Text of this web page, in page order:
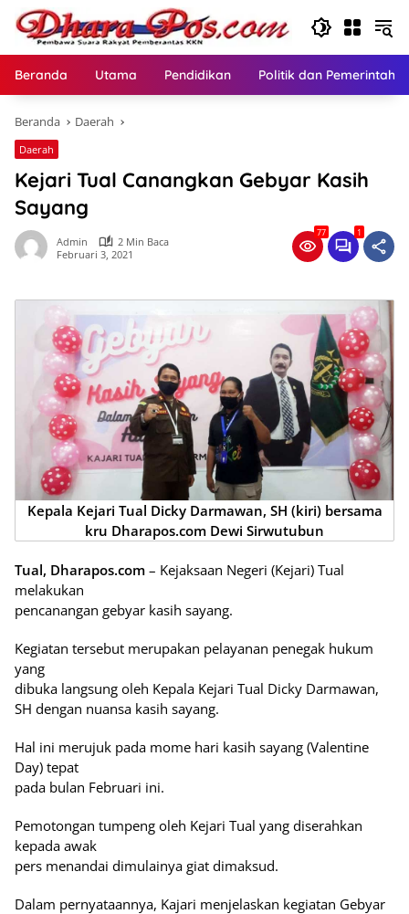
Langsung
konten
Beranda Utama Pendidikan Politik dan
Beranda Daerah
Daerah
Kejari Tual Canangkan Gebyar Kasih
Sayang
Admin
2 Min Baca
Februari 3, 2021
77 1
Kepala Kejari Tual Dicky Darmawan, SH (kiri) bersama
kru Dharapos.com Dewi Sirwutubun
Tual, Dharapos.com – Kejaksaan Negeri (Kejari) Tual
melakukan
pencanangan gebyar kasih sayang.
Kegiatan tersebut merupakan pelayanan penegak hukum
yang
dibuka langsung oleh Kepala Kejari Tual Dicky Darmawan,
SH dengan nuansa kasih sayang.
Hal ini merujuk pada mome hari kasih sayang (Valentine
Day) tepat
pada bulan Februari ini.
Pemotongan tumpeng oleh Kejari Tual yang diserahkan
kepada awak
pers menandai dimulainya giat dimaksud.
Dalam pernyataannya, Kajari menjelaskan kegiatan Gebyar